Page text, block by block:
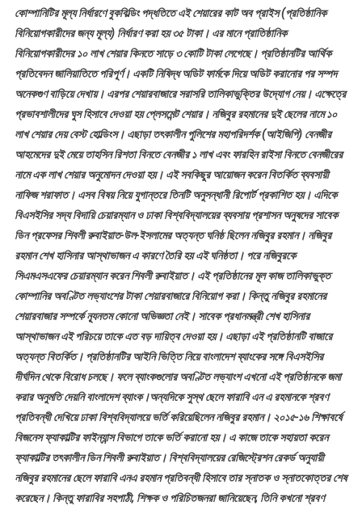
কোম্পানিটির মূল্য নির্ধারণে বুকবিল্ডিং পদ্ধতিতে এই শেয়ারের কাট অব প্রাইস (প্রতিষ্ঠানিক
বিনিয়োগকারীদের জন্য মূল্য) নির্ধারণ করা হয় ৩৫ টাকা। এর মানে প্রাতিষ্ঠানিক
বিনিয়োগকারীদের ১০ লাখ শেয়ার কিনতে সাড়ে ৩ কোটি টাকা লেগেছে। প্রতিষ্ঠানটির আর্থিক
প্রতিবেদন জালিয়াতিতে পরিপূর্ণ। একটি নিষিদ্ধ অডিট ফার্মকে দিয়ে অডিট করানোর পর সম্পদ
অনেকগুণ বাড়িয়ে দেখায়। এরপর শেয়ারবাজারে সরাসরি তালিকাভুক্তির উদ্যোগ নেয়। এক্ষেত্রে
প্রভাবশালীদের ঘুস হিসাবে দেওয়া হয় প্লেসমেন্ট শেয়ার। নজিবুর রহমানের দুই ছেলের নামে ১০
লাখ শেয়ার দেয় বেস্ট হোল্ডিংস। এছাড়া তৎকালীন পুলিশের মহাপরিদর্শক (আইজিপি) বেনজীর
আহমেদের দুই মেয়ে তাহসিন রিশতা বিনতে বেনজীর ১ লাখ এবং ফারহিন রাইসা বিনতে বেনজীরের
নামে এক লাখ শেয়ার অনুমোদন দেওয়া হয়। এই সবকিছুর আয়োজন করেন বিতর্কিত ব্যবসায়ী
নাফিজ শরাফাত। এসব বিষয় নিয়ে যুগান্তরে তিনটি অনুসন্ধানী রিপোর্ট প্রকাশিত হয়। এদিকে
বিএসইসির সদ্য বিদায়ি চেয়ারম্যান ও ঢাকা বিশ্ববিদ্যালয়ের ব্যবসায় প্রশাসন অনুষদের সাবেক
ডিন প্রফেসর শিবলী রুবাইয়াত-উল-ইসলামের অত্যন্ত ঘনিষ্ঠ ছিলেন নজিবুর রহমান। নজিবুর
রহমান শেখ হাসিনার আস্থাভাজন এ কারণে তৈরি হয় এই ঘনিষ্ঠতা। পরে নজিবুরকে
সিএমএসএফের চেয়ারম্যান করেন শিবলী রুবাইয়াত। এই প্রতিষ্ঠানের মূল কাজ তালিকাভুক্ত
কোম্পানির অবণ্টিত লভ্যাংশের টাকা শেয়ারবাজারে বিনিয়োগ করা। কিন্তু নজিবুর রহমানের
শেয়ারবাজার সম্পর্কে ন্যূনতম কোনো অভিজ্ঞতা নেই। সাবেক প্রধানমন্ত্রী শেখ হাসিনার
আস্থাভাজন এই পরিচয়ে তাকে এত বড় দায়িত্ব দেওয়া হয়। এছাড়া এই প্রতিষ্ঠানটি বাজারে
অত্যন্ত বিতর্কিত। প্রতিষ্ঠানটির আইনি ভিত্তি নিয়ে বাংলাদেশ ব্যাংকের সঙ্গে বিএসইসির
দীর্ঘদিন থেকে বিরোধ চলছে। ফলে ব্যাংকগুলোর অবণ্টিত লভ্যাংশ এখনো এই প্রতিষ্ঠানকে জমা
করার অনুমতি দেয়নি বাংলাদেশ ব্যাংক।অন্যদিকে সুস্থ ছেলে ফারাবি এন এ রহমানকে শ্রবণ
প্রতিবন্ধী দেখিয়ে ঢাকা বিশ্ববিদ্যালয়ে ভর্তি করিয়েছিলেন নজিবুর রহমান। ২০১৫-১৬ শিক্ষাবর্ষে
বিজনেস ফ্যাকাল্টির ফাইন্যান্স বিভাগে তাকে ভর্তি করানো হয়। এ কাজে তাকে সহায়তা করেন
ফ্যাকাল্টির তৎকালীন ডিন শিবলী রুবাইয়াত। বিশ্ববিদ্যালয়ের রেজিস্ট্রেশন রেকর্ড অনুযায়ী
নজিবুর রহমানের ছেলে ফারাবি এনএ রহমান প্রতিবন্ধী হিসাবে তার স্নাতক ও স্নাতকোত্তর শেষ
করেছেন। কিন্তু ফারাবির সহপাঠী, শিক্ষক ও পরিচিতজনরা জানিয়েছেন, তিনি কখনো শ্রবণ